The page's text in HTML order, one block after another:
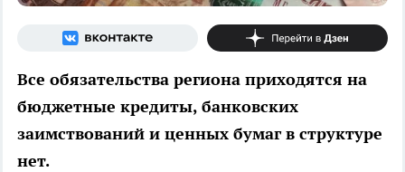
Все обязательства региона приходятся на
бюджетные кредиты, банковских
заимствований и ценных бумаг в структуре
нет.